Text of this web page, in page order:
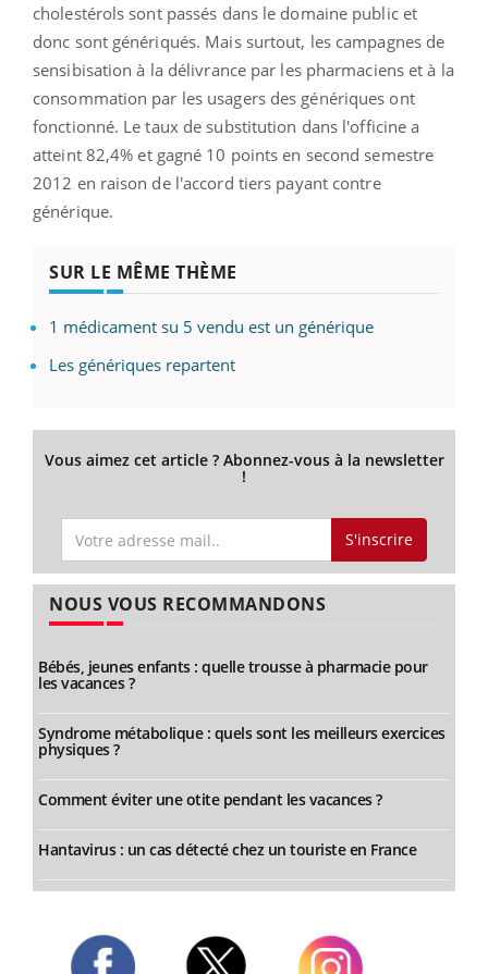
cholestérols sont passés dans le domaine public et
donc sont génériqués. Mais surtout, les campagnes de
sensibisation à la délivrance par les pharmaciens et à la
consommation par les usagers des génériques ont
fonctionné. Le taux de substitution dans l'officine a
atteint 82,4% et gagné 10 points en second semestre
2012 en raison de l'accord tiers payant contre
générique.
SUR LE MÊME THÈME
1 médicament su 5 vendu est un générique
Les génériques repartent
Vous aimez cet article ? Abonnez-vous à la newsletter
!
S'inscrire
NOUS VOUS RECOMMANDONS
Bébés, jeunes enfants : quelle trousse à pharmacie pour
les vacances ?
Syndrome métabolique : quels sont les meilleurs exercices
physiques ?
Comment éviter une otite pendant les vacances ?
Hantavirus : un cas détecté chez un touriste en France